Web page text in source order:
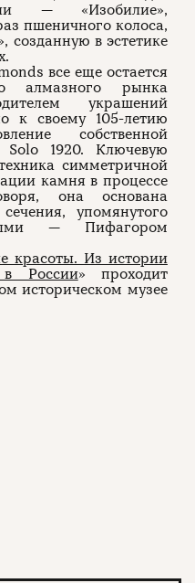
— «Изобилие»,
пшеничного колоса,
созданную в эстетике
все еще остается
алмазного рынка
украшений
к своему 105-летию
собственной
Solo 1920. Ключевую
симметричной
камня в процессе
она основана
упомянутого
— Пифагором
красоты. Из истории
России» проходит
историческом музее